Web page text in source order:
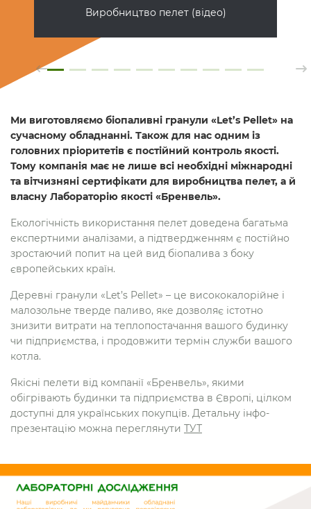
Виробництво пелет (відео)
Ми виготовляємо біопаливні гранули «Let’s Pellet» на
сучасному обладнанні. Також для нас одним із
головних пріоритетів є постійний контроль якості.
Тому компанія має не лише всі необхідні міжнародні
та вітчизняні сертифікати для виробництва пелет, а й
власну Лабораторію якості «Бренвель».
Екологічність використання пелет доведена багатьма
експертними аналізами, а підтвердженням є постійно
зростаючий попит на цей вид біопалива з боку
європейських країн.
Деревні гранули «Let’s Pellet» – це висококалорійне і
малозольне тверде паливо, яке дозволяє істотно
знизити витрати на теплопостачання вашого будинку
чи підприємства, і продовжити термін служби вашого
котла.
Якісні пелети від компанії «Бренвель», якими
обігрівають будинки та підприємства в Європі, цілком
доступні для українських покупців. Детальну інфо-
презентацію можна переглянути ТУТ